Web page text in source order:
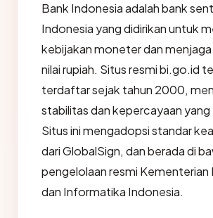
Bank Indonesia adalah bank
Indonesia yang didirikan untuk
kebijakan moneter dan
nilai rupiah. Situs resmi bi.go.id
terdaftar sejak tahun 2000,
stabilitas dan kepercayaan yang
Situs ini mengadopsi standar
dari GlobalSign, dan berada di
pengelolaan resmi Kementerian
dan Informatika Indonesia.